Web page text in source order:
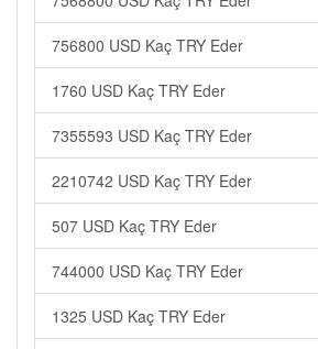
756800 USD Kaç TRY Eder
1760 USD Kaç TRY Eder
7355593 USD Kaç TRY Eder
2210742 USD Kaç TRY Eder
507 USD Kaç TRY Eder
744000 USD Kaç TRY Eder
1325 USD Kaç TRY Eder